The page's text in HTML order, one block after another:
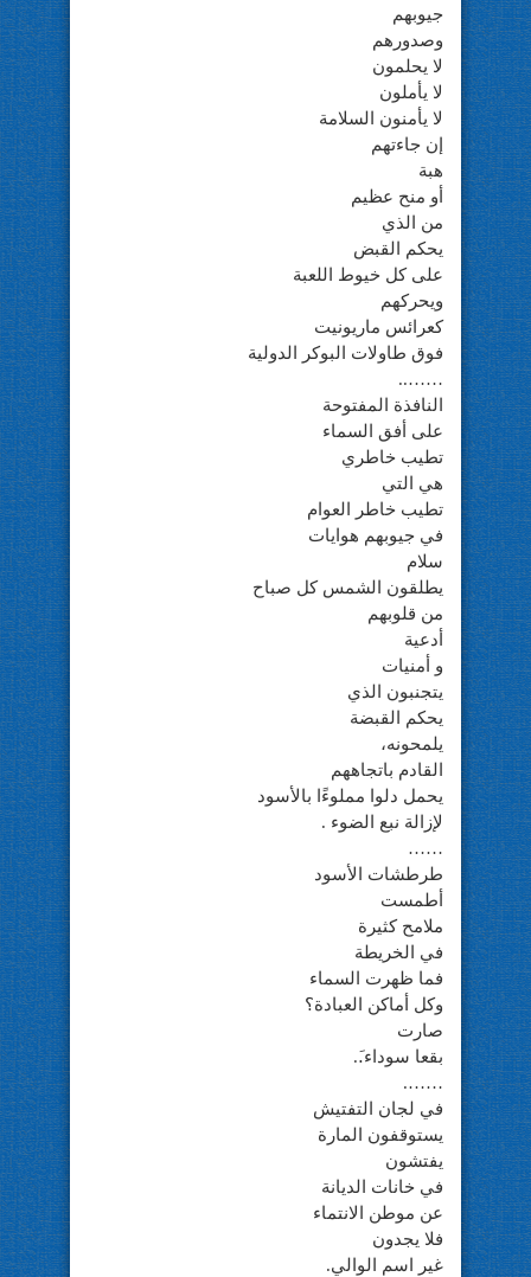
جيوبهم
وصدورهم
لا يحلمون
لا يأملون
لا يأمنون السلامة
إن جاءتهم
هبة
أو منح عظيم
من الذي
يحكم القبض
على كل خيوط اللعبة
ويحركهم
كعرائس ماريونيت
فوق طاولات البوكر الدولية
……..
النافذة المفتوحة
على أفق السماء
تطيب خاطري
هي التي
تطيب خاطر العوام
في جيوبهم هوايات
سلام
يطلقون الشمس كل صباح
من قلوبهم
أدعية
و أمنيات
يتجنبون الذي
يحكم القبضة
يلمحونه،
القادم باتجاههم
يحمل دلوا مملوءًا بالأسود
لإزالة نبع الضوء .
……
طرطشات الأسود
أطمست
ملامح كثيرة
في الخريطة
فما ظهرت السماء
وكل أماكن العبادة؟
صارت
بقعا سوداء.َ.
…….
في لجان التفتيش
يستوقفون المارة
يفتشون
في خانات الديانة
عن موطن الانتماء
فلا يجدون
غير اسم الوالي.